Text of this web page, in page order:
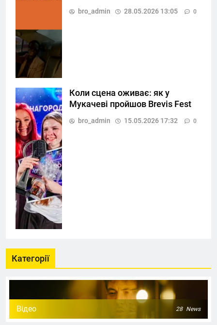
bro_admin 28.05.2026 13:05 0
Коли сцена оживає: як у
Мукачеві пройшов Brevis Fest
bro_admin 15.05.2026 17:32 0
Категорії
Відео 28 News